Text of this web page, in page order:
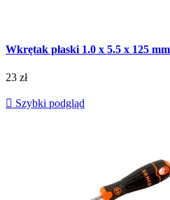
Wkrętak płaski 1.0 x 5.5 x 125
23 zł
 Szybki podgląd